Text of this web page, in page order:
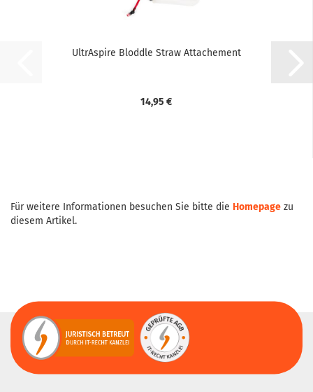
UltrAspire Bloddle Straw Attachement
14,95 €
Für weitere Informationen besuchen Sie bitte die Homepage zu
diesem Artikel.